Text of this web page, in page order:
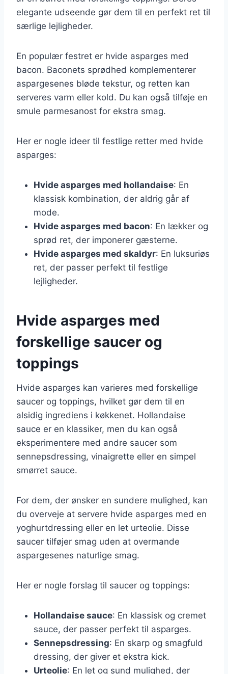
elegante udseende gør dem til en perfekt ret til
særlige lejligheder.
En populær festret er hvide asparges med
bacon. Baconets sprødhed komplementerer
aspargesenes bløde tekstur, og retten kan
serveres varm eller kold. Du kan også tilføje en
smule parmesanost for ekstra smag.
Her er nogle ideer til festlige retter med hvide
asparges:
Hvide asparges med hollandaise: En
klassisk kombination, der aldrig går af
mode.
Hvide asparges med bacon: En lækker og
sprød ret, der imponerer gæsterne.
Hvide asparges med skaldyr: En luksuriøs
ret, der passer perfekt til festlige
lejligheder.
Hvide asparges med
forskellige saucer og
toppings
Hvide asparges kan varieres med forskellige
saucer og toppings, hvilket gør dem til en
alsidig ingrediens i køkkenet. Hollandaise
sauce er en klassiker, men du kan også
eksperimentere med andre saucer som
sennepsdressing, vinaigrette eller en simpel
smørret sauce.
For dem, der ønsker en sundere mulighed, kan
du overveje at servere hvide asparges med en
yoghurtdressing eller en let urteolie. Disse
saucer tilføjer smag uden at overmande
aspargesenes naturlige smag.
Her er nogle forslag til saucer og toppings:
Hollandaise sauce: En klassisk og cremet
sauce, der passer perfekt til asparges.
Sennepsdressing: En skarp og smagfuld
dressing, der giver et ekstra kick.
Urteolie: En let og sund mulighed, der